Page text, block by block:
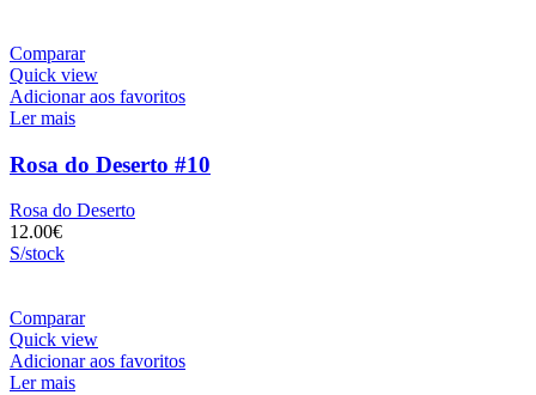
Comparar
Quick view
Adicionar aos favoritos
Ler mais
Rosa do Deserto #10
Rosa do Deserto
12.00€
S/stock
Comparar
Quick view
Adicionar aos favoritos
Ler mais